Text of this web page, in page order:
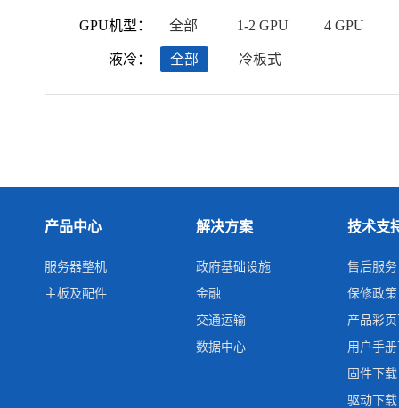
GPU机型：
液冷：
全部 1-2 GPU 4 GPU
全部 冷板式
产品中心
服务器整机
主板及配件
解决方案
政府基础设施
金融
交通运输
数据中心
技术支
售后服务
保修政策
产品彩
用户手
固件下载
驱动下载